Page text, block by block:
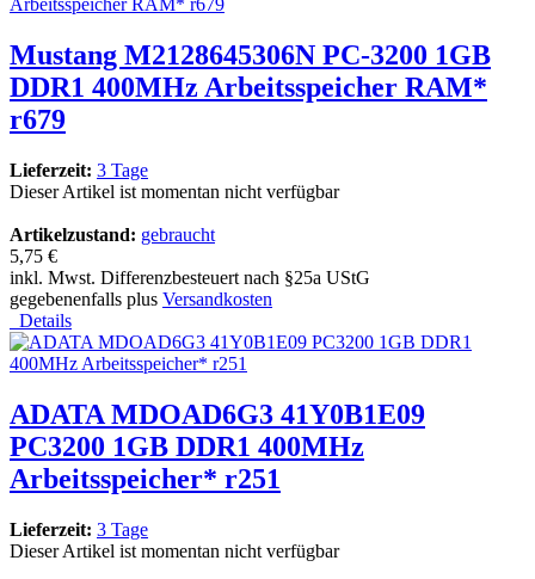
Mustang M2128645306N PC-3200 1GB
DDR1 400MHz Arbeitsspeicher RAM*
r679
Lieferzeit: 3 Tage
Dieser Artikel ist momentan nicht verfügbar
Artikelzustand: gebraucht
5,75 €
inkl. Mwst. Differenzbesteuert nach §25a UStG
gegebenenfalls plus Versandkosten
Details
ADATA MDOAD6G3 41Y0B1E09
PC3200 1GB DDR1 400MHz
Arbeitsspeicher* r251
Lieferzeit: 3 Tage
Dieser Artikel ist momentan nicht verfügbar